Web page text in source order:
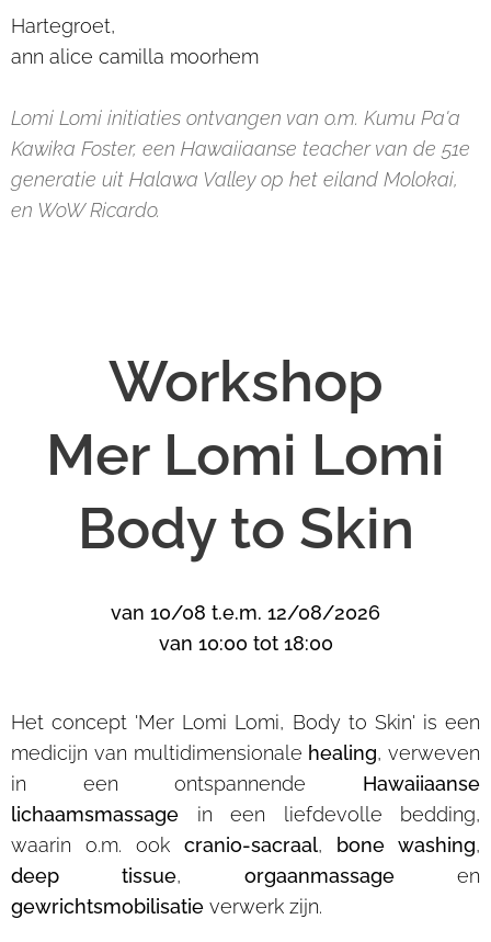
Hartegroet,
ann alice camilla moorhem
Lomi Lomi initiaties ontvangen van o.m. Kumu Pa'a
Kawika Foster, een Hawaiiaanse teacher van de 51e
generatie uit Halawa Valley op het eiland Molokai,
en WoW Ricardo.
Workshop
Mer Lomi Lomi
Body to Skin
van 10/08 t.e.m. 12/08/2026
van 10:00 tot 18:00
Het concept 'Mer Lomi Lomi, Body to Skin' is een
medicijn van multidimensionale healing, verweven
in een ontspannende Hawaiiaanse
lichaamsmassage in een liefdevolle bedding,
waarin o.m. ook cranio-sacraal, bone washing,
deep tissue, orgaanmassageen
gewrichtsmobilisatie verwerk zijn.